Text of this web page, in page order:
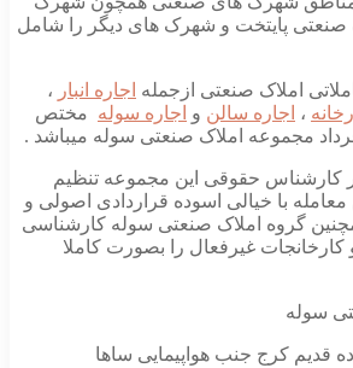
صنعتی پایتخت و شهرک های دیگر را شامل
املاک صنعتی ازجمله اجاره انبار ،
، اجاره سالن و اجاره سوله مختص
مجموعه املاک صنعتی سوله میباشد .
کارشناس حقوقی این مجموعه تنظیم
معامله با خیالی اسوده قراردادی اصولی و
گروه املاک صنعتی سوله کارشناسی
کارخانجات غیرفعال را بصورت کاملا
سوله
قدیم کرج جنب هواپیمایی ساها